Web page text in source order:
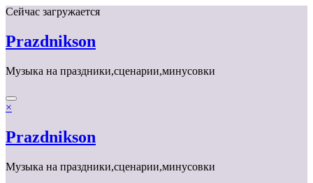
Перейти
содержимому
Сейчас загружается
Prazdnikson
Музыка на праздники,сценарии,минусовки
×
Prazdnikson
Музыка на праздники,сценарии,минусовки